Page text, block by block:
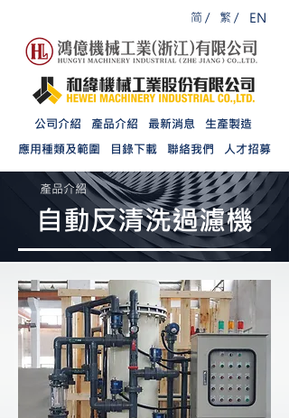
简 / 繁 / EN
公司介紹 產品介紹 最新消息
生產製造
應用種類及範圍
目錄下載 聯絡我們 人才招募
產品介紹
自動反清洗過濾機